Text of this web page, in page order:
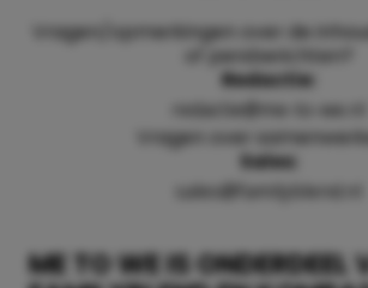
ME TO WE IS ONDERDEEL
Vragen/opmerkingen over de
of persberichten?
Redactie:
redactie@me-to-we.nl
Vragen over
Sales:
sales@familyblend.nl